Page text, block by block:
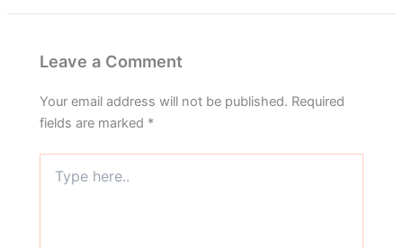
Leave a Comment
Your email address will not be published. Required
fields are marked *
here..